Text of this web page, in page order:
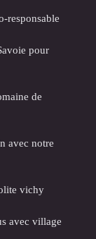
responsable
pour
de
avec notre
vichy
avec village